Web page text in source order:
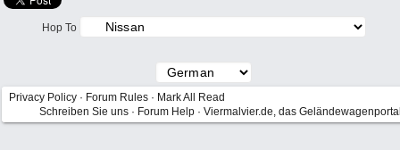
Hop To
Privacy Policy · Forum Rules · Mark All Read
Schreiben Sie uns · Forum Help · Viermalvier.de, das